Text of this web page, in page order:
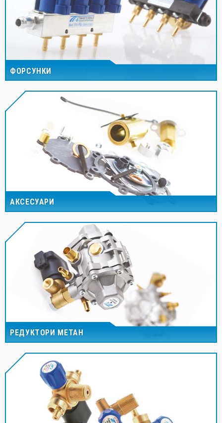
ФОРСУНКИ
АКСЕСУАРИ
РЕДУКТОРИ МЕТАН